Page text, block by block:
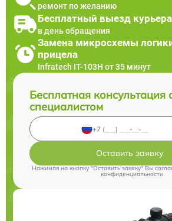
ремонт по желанию
Бесплатный выезд курьера
в день обращения
Замена микросхемы
прицела
Infratech IT-103Н от 35 минут
Бесплатная консультация
специалистом
Оставить заявку
Нажимая на кнопку "Оставить заявку" Вы
конфиденциальности